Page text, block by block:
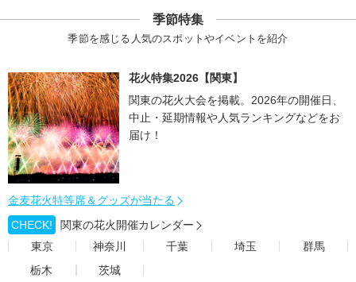
季節特集
季節を感じる人気のスポットやイベントを紹介
花火特集2026【関東】
関東の花火大会を掲載。2026年の開催日、
中止・延期情報や人気ランキングなどをお
届け！
金麦花火特等席＆グッズが当たる
CHECK!
関東の花火開催カレンダー
東京
神奈川 千葉 埼玉
群馬
栃木
茨城